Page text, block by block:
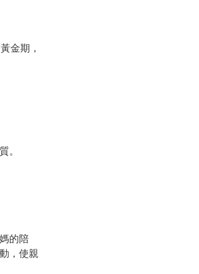
金期，
。
的陪
，使親